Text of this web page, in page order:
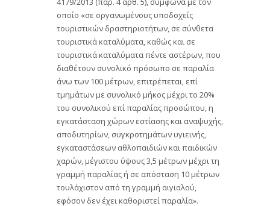
οποίο «σε οργανωμένους υποδοχείς
τουριστικών δραστηριοτήτων, σε σύνθετα
τουριστικά καταλύματα, καθώς και σε
τουριστικά καταλύματα πέντε αστέρων, που
διαθέτουν συνολικό πρόσωπο σε παραλία
άνω των 100 μέτρων, επιτρέπεται, επί
τμημάτων με συνολικό μήκος μέχρι το 20%
του συνολικού επί παραλίας προσώπου, η
εγκατάσταση χώρων εστίασης και αναψυχής,
αποδυτηρίων, συγκροτημάτων υγιεινής,
εγκαταστάσεων αθλοπαιδιών και παιδικών
χαρών, μέγιστου ύψους 3,5 μέτρων μέχρι τη
γραμμή παραλίας ή σε απόσταση 10 μέτρων
τουλάχιστον από τη γραμμή αιγιαλού,
εφόσον δεν έχει καθοριστεί παραλία».